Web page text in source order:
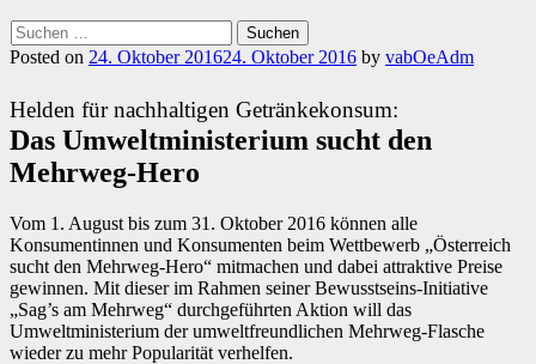
Suchen
nach:
Posted on 24. Oktober 201624. Oktober 2016 by vabOeAdm
Helden für nachhaltigen Getränkekonsum:
Das Umweltministerium sucht den
Mehrweg-Hero
Vom 1. August bis zum 31. Oktober 2016 können alle
Konsumentinnen und Konsumenten beim Wettbewerb „Österreich
sucht den Mehrweg-Hero“ mitmachen und dabei attraktive Preise
gewinnen. Mit dieser im Rahmen seiner Bewusstseins-Initiative
„Sag’s am Mehrweg“ durchgeführten Aktion will das
Umweltministerium der umweltfreundlichen Mehrweg-Flasche
wieder zu mehr Popularität verhelfen.